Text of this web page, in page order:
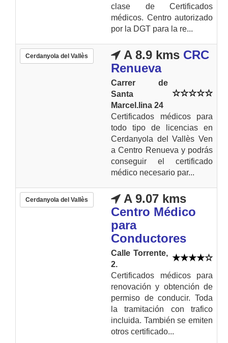
clase de Certificados
médicos. Centro autorizado
por la DGT para la re...
Cerdanyola del Vallès A 8.9 kms CRC
Renueva
Carrer de
Santa
Marcel.lina 24
Certificados médicos para
todo tipo de licencias en
Cerdanyola del Vallès Ven
a Centro Renueva y podrás
conseguir el certificado
médico necesario par...
Cerdanyola del Vallès
A 9.07 kms
Centro Médico
para
Conductores
Calle Torrente,
2.
Certificados médicos para
renovación y obtención de
permiso de conducir. Toda
la tramitación con trafico
incluida. También se emiten
otros certificado...